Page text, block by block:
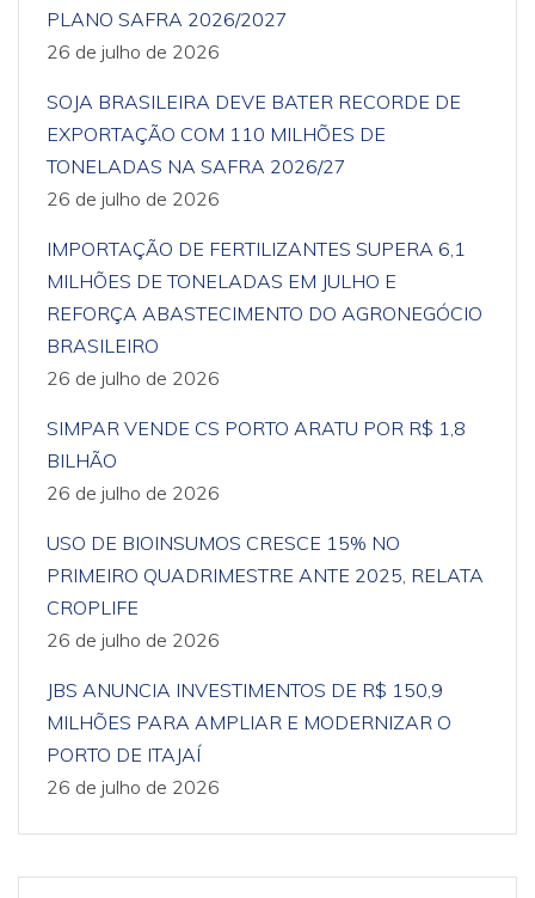
PLANO SAFRA 2026/2027
26 de julho de 2026
SOJA BRASILEIRA DEVE BATER RECORDE DE
EXPORTAÇÃO COM 110 MILHÕES DE
TONELADAS NA SAFRA 2026/27
26 de julho de 2026
IMPORTAÇÃO DE FERTILIZANTES SUPERA 6,1
MILHÕES DE TONELADAS EM JULHO E
REFORÇA ABASTECIMENTO DO AGRONEGÓCIO
BRASILEIRO
26 de julho de 2026
SIMPAR VENDE CS PORTO ARATU POR R$ 1,8
BILHÃO
26 de julho de 2026
USO DE BIOINSUMOS CRESCE 15% NO
PRIMEIRO QUADRIMESTRE ANTE 2025, RELATA
CROPLIFE
26 de julho de 2026
JBS ANUNCIA INVESTIMENTOS DE R$ 150,9
MILHÕES PARA AMPLIAR E MODERNIZAR O
PORTO DE ITAJAÍ
26 de julho de 2026